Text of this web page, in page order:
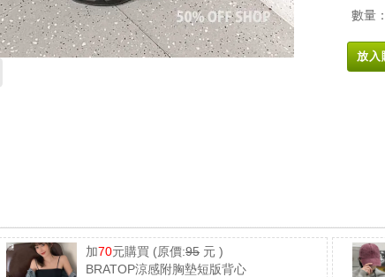
數量：
放入
加70元購買 (原價:95 元 )
BRATOP涼感附胸墊短版背心